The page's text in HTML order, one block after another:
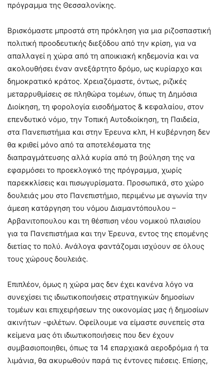
πρόγραμμα της Θεσσαλονίκης.
Βρισκόμαστε μπροστά στη πρόκληση για μια ριζοσπαστική
πολιτική προοδευτικής διεξόδου από την κρίση, για να
απαλλαγεί η χώρα από τη αποικιακή κηδεμονία και να
ακολουθήσει έναν ανεξάρτητο δρόμο, ως κυρίαρχο και
δημοκρατικό κράτος. Χρειαζόμαστε, όντως, ριζικές
μεταρρυθμίσεις σε πληθώρα τομέων, όπως τη Δημόσια
Διοίκηση, τη φορολογία εισοδήματος & κεφαλαίου, στον
επενδυτικό νόμο, την Τοπική Αυτοδιοίκηση, τη Παιδεία,
στα Πανεπιστήμια και στην Έρευνα κλπ, Η κυβέρνηση δεν
θα κριθεί μόνο από τα αποτελέσματα της
διαπραγμάτευσης αλλά κυρία από τη βούληση της να
εφαρμόσει το προεκλογικό της πρόγραμμα, χωρίς
παρεκκλίσεις και πισωγυρίσματα. Προσωπικά, στο χώρο
δουλειάς μου στο Πανεπιστήμιο, περιμένω με αγωνία την
άμεση κατάργηση του νόμου Διαμαντόπουλου –
Αρβανιτοπουλου και τη θέσπιση νέου νομικού πλαισίου
για τα Πανεπιστήμια και την Έρευνα, εντος της επομένης
διετίας το πολύ. Ανάλογα φαντάζομαι ισχύουν σε όλους
τους χώρους δουλειάς.
Επιπλέον, όμως η χώρα μας δεν έχει κανένα λόγο να
συνεχίσει τις ιδιωτικοποιήσεις στρατηγικών δημοσίων
τομέων και επιχειρήσεων της οικονομίας μας ή δημοσίων
ακινήτων -φιλέτων. Οφείλουμε να είμαστε συνεπείς στα
κείμενα μας ότι ιδιωτικοποιήσεις που δεν έχουν
συμβασιοποιηθει, όπως τα 14 επαρχιακά αεροδρόμια ή τα
λιμάνια, θα ακυρωθούν παρά τις έντονες πιέσεις. Επίσης,